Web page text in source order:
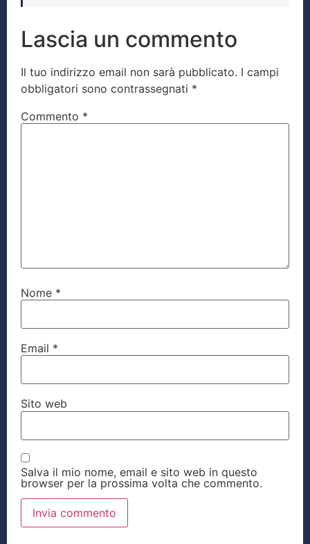
Lascia un commento
Il tuo indirizzo email non sarà pubblicato. I campi
obbligatori sono contrassegnati *
Commento *
Nome *
Email *
Sito web
Salva il mio nome, email e sito web in questo
browser per la prossima volta che commento.